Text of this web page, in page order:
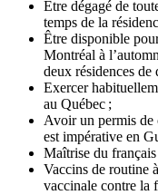
Être dégagé de
temps de la
Être disponible
Montréal à
deux résidences de
Exercer
au Québec ;
Avoir un permis de
est impérative en
Maîtrise du
Vaccins de routine
vaccinale contre la